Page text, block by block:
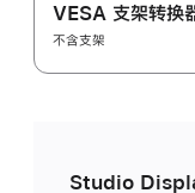
VESA 支架转换
不含支架
Studio